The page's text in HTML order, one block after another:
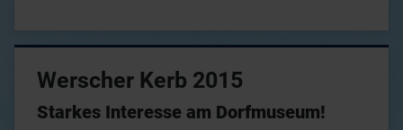
Werscher Kerb 2015
Starkes Interesse am Dorfmuseum!